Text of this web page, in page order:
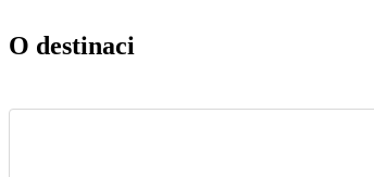
O destinaci